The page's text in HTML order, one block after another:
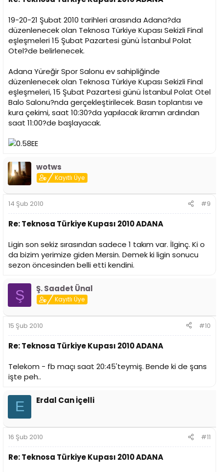
19-20-21 Şubat 2010 tarihleri arasında Adana?da
düzenlenecek olan Teknosa Türkiye Kupası Sekizli Final
eşleşmeleri 15 Şubat Pazartesi günü İstanbul Polat
Otel?de belirlenecek.
Adana Yüreğir Spor Salonu ev sahipliğinde
düzenlenecek olan Teknosa Türkiye Kupası Sekizli Final
eşleşmeleri, 15 Şubat Pazartesi günü İstanbul Polat Otel
Balo Salonu?nda gerçekleştirilecek. Basın toplantısı ve
kura çekimi, saat 10:30?da yapılacak ikramın ardından
saat 11:00?de başlayacak.
wotws
Kayıtlı Üye
14 Şub 2010 #9
Re: Teknosa Türkiye Kupası 2010 ADANA
Ligin son sekiz sırasından sadece 1 takım var. İlginç. Ki o
da bizim yerimize giden Mersin. Demek ki ligin sonucu
sezon öncesinden belli etti kendini.
Ş Ş. Saadet Ünal
Kayıtlı Üye
15 Şub 2010 #10
Re: Teknosa Türkiye Kupası 2010 ADANA
Telekom - fb maçı saat 20:45'teymiş. Bende ki de şans
işte peh..
E Erdal Can İçelli
16 Şub 2010 #11
Re: Teknosa Türkiye Kupası 2010 ADANA